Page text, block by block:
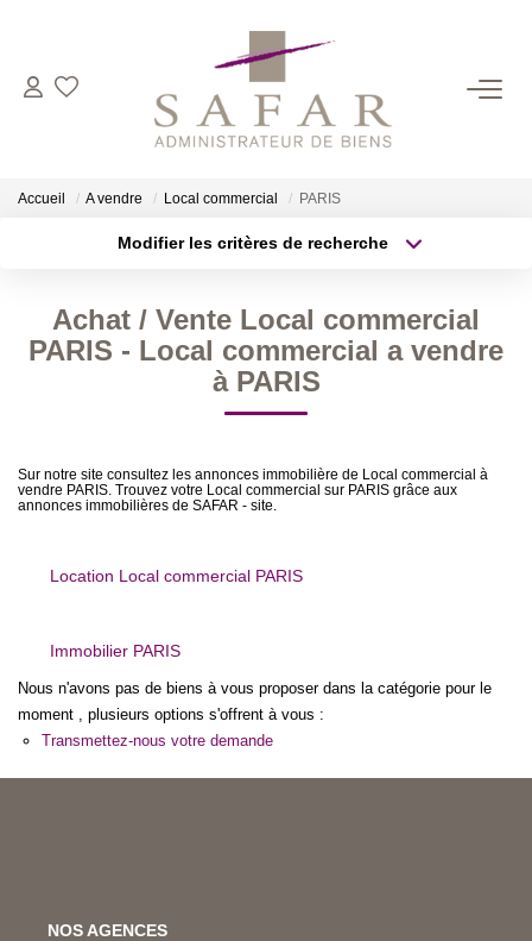
NOS CABINETS
Cadot Beauplet – Safar
Gescofim – Finorgest Paris
Gescofim - Finorgest Aulnay
Nous Rejoindre
NOS MÉTIERS
À VENDRE
À LOUER
Accueil A vendre Local commercial PARIS
Modifier les critères de recherche
Sélectionnez...
Type de bien
Surface min
Achat / Vente Local commercial
PARIS - Local commercial a vendre
à PARIS
Sur notre site consultez les annonces immobilière de Local commercial à
vendre PARIS. Trouvez votre Local commercial sur PARIS grâce aux
annonces immobilières de SAFAR - site.
Location Local commercial PARIS
Immobilier PARIS
Nous n'avons pas de biens à vous proposer dans la catégorie pour le
moment , plusieurs options s'offrent à vous :
Transmettez-nous votre demande
NOS AGENCES